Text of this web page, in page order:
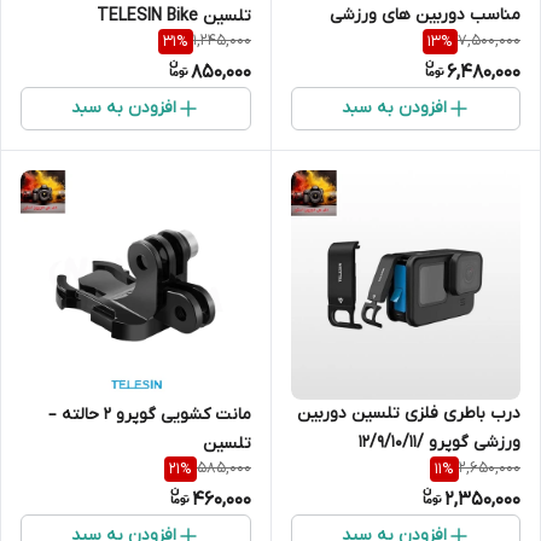
مناسب دوربین های ورزشی
7,500,000
13%
6,480,000
افزودن به سبد
تلسین TELESIN Bike
Motorcycle Handlebar
1,245,000
31%
850,000
افزودن به سبد
درب باطری فلزی تلسین دوربین
ورزشی گوپرو /12/9/10/11
2,650,000
11%
2,350,000
افزودن به سبد
مانت کشویی گوپرو 2 حالته –
تلسین
585,000
21%
460,000
افزودن به سبد